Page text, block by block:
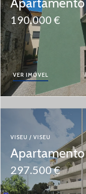
190.000 €
VER IMÓVEL
VISEU / VISEU
Apartamento
297.500 €